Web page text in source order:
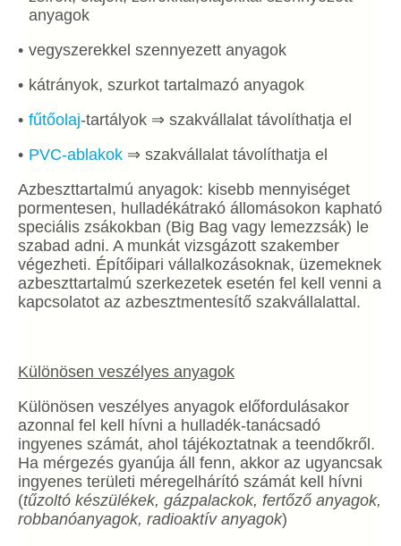
anyagok
vegyszerekkel szennyezett anyagok
kátrányok, szurkot tartalmazó anyagok
fűtőolaj-tartályok ⇒ szakvállalat távolíthatja el
PVC-ablakok ⇒ szakvállalat távolíthatja el
Azbeszttartalmú anyagok: kisebb mennyiséget
pormentesen, hulladékátrakó állomásokon kapható
speciális zsákokban (Big Bag vagy lemezzsák) le
szabad adni. A munkát vizsgázott szakember
végezheti. Építőipari vállalkozásoknak, üzemeknek
azbeszttartalmú szerkezetek esetén fel kell venni a
kapcsolatot az azbesztmentesítő szakvállalattal.
Különösen veszélyes anyagok
Különösen veszélyes anyagok előfordulásakor
azonnal fel kell hívni a hulladék-tanácsadó
ingyenes számát, ahol tájékoztatnak a teendőkről.
Ha mérgezés gyanúja áll fenn, akkor az ugyancsak
ingyenes területi méregelhárító számát kell hívni
(tűzoltó készülékek, gázpalackok, fertőző anyagok,
robbanóanyagok, radioaktív anyagok)